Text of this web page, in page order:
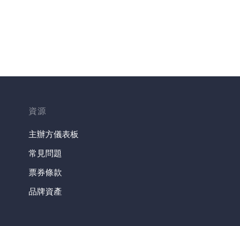
資源
主辦方儀表板
常見問題
票券條款
品牌資產